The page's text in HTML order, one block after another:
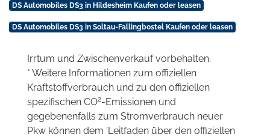
DS Automobiles DS3 in Hildesheim Kaufen oder leasen
DS Automobiles DS3 in Soltau-Fallingbostel Kaufen oder leasen
Irrtum und Zwischenverkauf vorbehalten.
* Weitere Informationen zum offiziellen
Kraftstoffverbrauch und zu den offiziellen
spezifischen CO2-Emissionen und
gegebenenfalls zum Stromverbrauch neuer
Pkw können dem 'Leitfaden über den offiziellen